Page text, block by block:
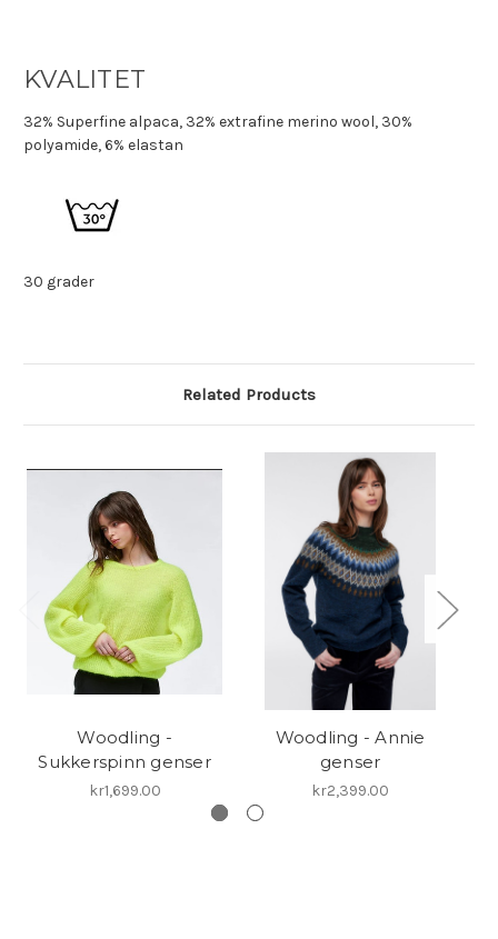
KVALITET
32% Superfine alpaca, 32% extrafine merino wool, 30%
polyamide, 6% elastan
30 grader
Related Products
Woodling -
Sukkerspinn genser
kr1,699.00
Woodling - Annie
genser
kr2,399.00